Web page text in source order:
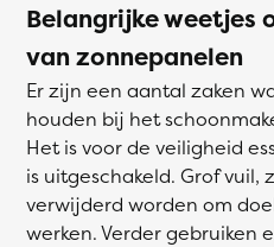
Belangrijke weetjes
van zonnepanelen
Er zijn een aantal zaken
houden bij het
Het is voor de veiligheid
is uitgeschakeld. Grof vuil,
verwijderd worden om
werken. Verder gebruiken